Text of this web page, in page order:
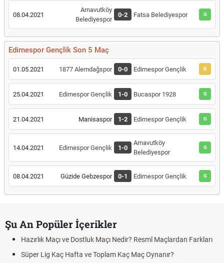
08.04.2021
Arnavutköy
Belediyespor
0-2 Fatsa Belediyespor G
Edirnespor Gençlik Son 5 Maç
01.05.2021 1877 Alemdağspor 0-0 Edirnespor Gençlik B
25.04.2021 Edirnespor Gençlik 1-0 Bucaspor 1928 G
21.04.2021 Manisaspor 1-2 Edirnespor Gençlik G
14.04.2021 Edirnespor Gençlik 1-0
Arnavutköy
Belediyespor
G
08.04.2021 Güzide Gebzespor 0-1 Edirnespor Gençlik G
Şu An Popüler İçerikler
Hazırlık Maçı ve Dostluk Maçı Nedir? Resmî Maçlardan Farkları
Süper Lig Kaç Hafta ve Toplam Kaç Maç Oynanır?